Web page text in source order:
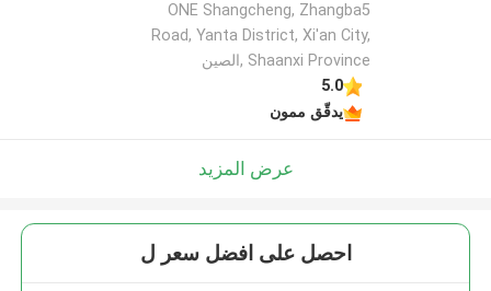
ONE Shangcheng, Zhangba5
Road, Yanta District, Xi'an City,
Shaanxi Province ,الصين
5.0
يدقّق ممون
عرض المزيد
احصل على افضل سعر ل